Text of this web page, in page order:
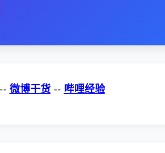
微博干货-- 哔哩经验